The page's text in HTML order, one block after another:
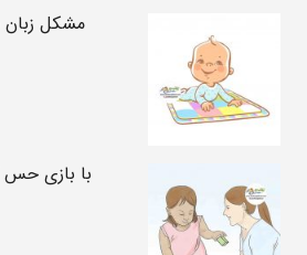
مشکل زبان
با بازی حس